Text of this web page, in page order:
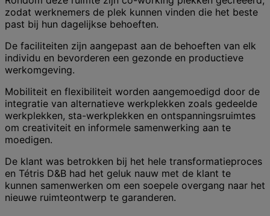
zodat werknemers de plek kunnen vinden die het beste
past bij hun dagelijkse behoeften.
De faciliteiten zijn aangepast aan de behoeften van elk
individu en bevorderen een gezonde en productieve
werkomgeving.
Mobiliteit en flexibiliteit worden aangemoedigd door de
integratie van alternatieve werkplekken zoals gedeelde
werkplekken, sta-werkplekken en ontspanningsruimtes
om creativiteit en informele samenwerking aan te
moedigen.
De klant was betrokken bij het hele transformatieproces
en Tétris D&B had het geluk nauw met de klant te
kunnen samenwerken om een soepele overgang naar het
nieuwe ruimteontwerp te garanderen.